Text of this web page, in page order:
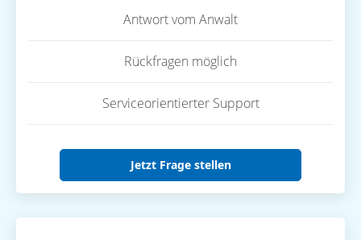
Antwort vom Anwalt
Rückfragen möglich
Serviceorientierter Support
Jetzt Frage stellen